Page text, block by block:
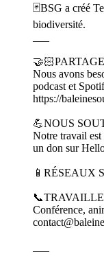
🃏BSG a créé
biodiversité.
Nous avons
podcast et
https://
💪NOUS
Notre travail est
un don sur
📱RÉSEAUX
Conférence,